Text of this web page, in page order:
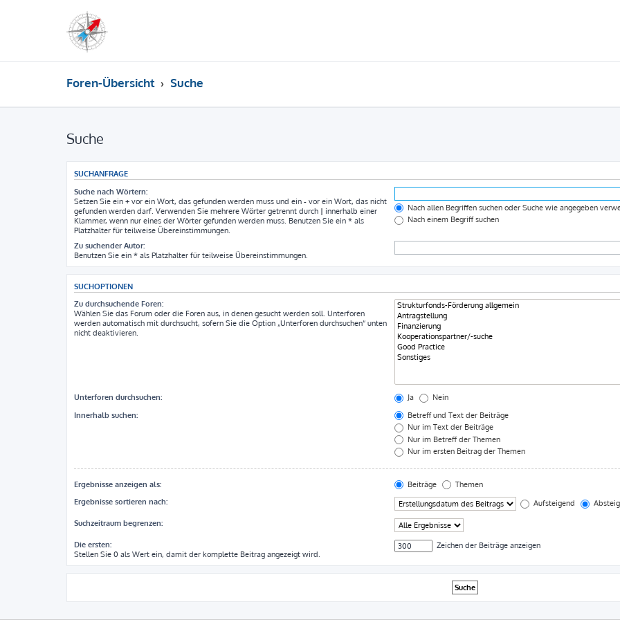
Foren-Übersicht Suche
Suche
SUCHANFRAGE
Suche nach Wörtern:
Setzen Sie ein + vor ein Wort, das gefunden werden muss und ein - vor ein Wort, das nicht
gefunden werden darf. Verwenden Sie mehrere Wörter getrennt durch | innerhalb einer
Klammer, wenn nur eines der Wörter gefunden werden muss. Benutzen Sie ein * als
Platzhalter für teilweise Übereinstimmungen.
Nach allen Begriffen suchen oder Suche wie angegeben
Nach einem Begriff suchen
Zu suchender Autor:
Benutzen Sie ein * als Platzhalter für teilweise Übereinstimmungen.
SUCHOPTIONEN
Zu durchsuchende Foren:
Wählen Sie das Forum oder die Foren aus, in denen gesucht werden soll. Unterforen
werden automatisch mit durchsucht, sofern Sie die Option „Unterforen durchsuchen“ unten
nicht deaktivieren.
Unterforen durchsuchen: Ja
Nein
Innerhalb suchen:
Betreff und Text der Beiträge
Nur im Text der Beiträge
Nur im Betreff der Themen
Nur im ersten Beitrag der Themen
Ergebnisse anzeigen als: Beiträge
Themen
Ergebnisse sortieren nach:
Aufsteigend
Suchzeitraum begrenzen:
Die ersten:
Stellen Sie 0 als Wert ein, damit der komplette Beitrag angezeigt wird.
Zeichen der Beiträge anzeigen